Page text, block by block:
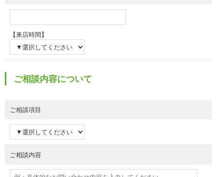
【来店時間】
ご相談内容について
ご相談項目
ご相談内容